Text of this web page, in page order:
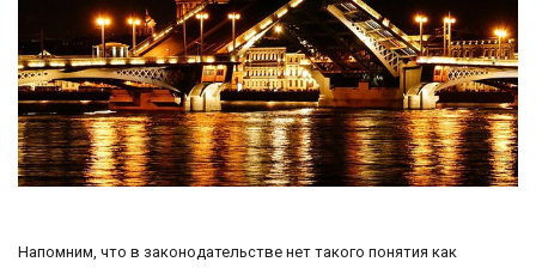
Напомним, что в законодательстве нет такого понятия как